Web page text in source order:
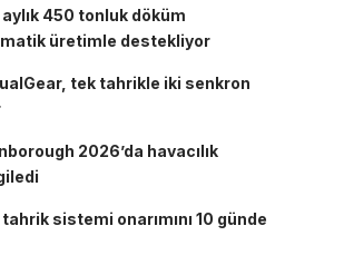
450 tonluk döküm
üretimle destekliyor
tek tahrikle iki senkron
2026’da havacılık
sistemi onarımını 10 günde